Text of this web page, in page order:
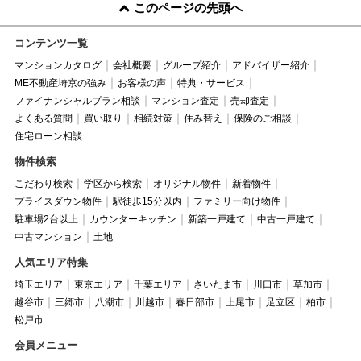
このページの先頭へ
コンテンツ一覧
マンションカタログ 会社概要 グループ紹介
アドバイザー紹介
ME不動産埼京の強み
お客様の声
特典・サービス
ファイナンシャルプラン相談
マンション査定
売却査定
よくある質問
買い取り 相続対策 住み替え
保険のご相談
住宅ローン相談
物件検索
こだわり検索 学区から検索 オリジナル物件
新着物件
プライスダウン物件
駅徒歩15分以内
ファミリー向け物件
駐車場2台以上
カウンターキッチン 新築一戸建て
中古一戸建て
中古マンション
土地
人気エリア特集
埼玉エリア 東京エリア 千葉エリア さいたま市 川口市
草加市
越谷市
三郷市 八潮市 川越市 春日部市 上尾市 足立区
柏市
松戸市
会員メニュー